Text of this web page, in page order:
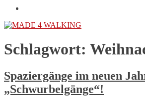
Schlagwort:
Spaziergänge im neuen
„Schwurbelgänge“!